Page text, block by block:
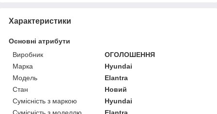
Характеристики
Основні атрибути
Виробник
ОГОЛОШЕННЯ
Марка
Hyundai
Модель
Elantra
Стан
Новий
Сумісність з маркою
Hyundai
Сумісність з моделлю
Elantra